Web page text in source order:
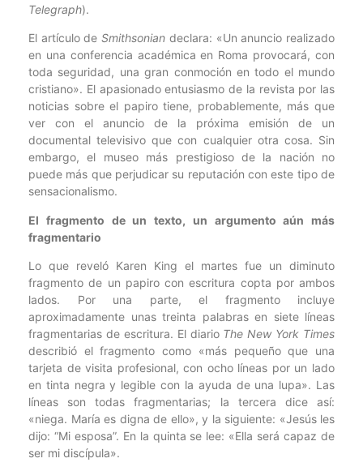
Telegraph).
El artículo deSmithsonian declara: «Un anuncio realizado
en una conferencia académica en Roma provocará, con
toda seguridad, una gran conmoción en todo el mundo
cristiano». El apasionado entusiasmo de la revista por las
noticias sobre el papiro tiene, probablemente, más que
ver con el anuncio de la próxima emisión de un
documental televisivo que con cualquier otra cosa. Sin
embargo, el museo más prestigioso de la nación no
puede más que perjudicar su reputación con este tipo de
sensacionalismo.
El fragmento de un texto, un argumento aún más
fragmentario
Lo que reveló Karen King el martes fue un diminuto
fragmento de un papiro con escritura copta por ambos
lados. Por una parte, el fragmento incluye
aproximadamente unas treinta palabras en siete líneas
fragmentarias de escritura. El diario The New York Times
describió el fragmento como «más pequeño que una
tarjeta de visita profesional, con ocho líneas por un lado
en tinta negra y legible con la ayuda de una lupa». Las
líneas son todas fragmentarias; la tercera dice así:
«niega. María es digna de ello», y la siguiente: «Jesús les
dijo: “Mi esposa”. En la quinta se lee: «Ella será capaz de
ser mi discípula».